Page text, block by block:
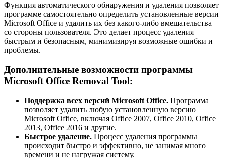
Функция автоматического обнаружения и удаления позволяет
программе самостоятельно определить установленные версии
Microsoft Office и удалить их без какого-либо вмешательства
со стороны пользователя. Это делает процесс удаления
быстрым и безопасным, минимизируя возможные ошибки и
проблемы.
Дополнительные возможности программы
Microsoft Office Removal Tool:
Поддержка всех версий Microsoft Office. Программа
позволяет удалить любую установленную версию
Microsoft Office, включая Office 2007, Office 2010, Office
2013, Office 2016 и другие.
Быстрое удаление. Процесс удаления программы
происходит быстро и эффективно, не занимая много
времени и не нагружая систему.